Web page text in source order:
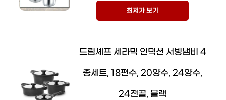
최저가 보기
드림셰프 세라믹 인덕션 서빙냄비 4
종세트, 18편수, 20양수, 24양수,
24전골, 블랙